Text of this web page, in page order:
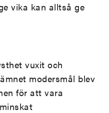
vika kan alltså ge
vuxit och
modersmål blev
för att vara